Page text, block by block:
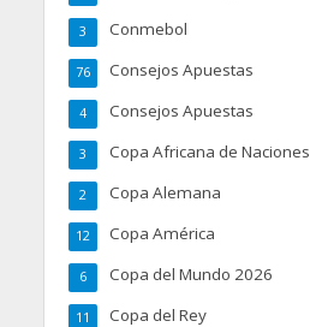
Conmebol
3
Consejos Apuestas
76
Consejos Apuestas
4
Copa Africana de Naciones
3
Copa Alemana
2
Copa América
12
Copa del Mundo 2026
6
Copa del Rey
11